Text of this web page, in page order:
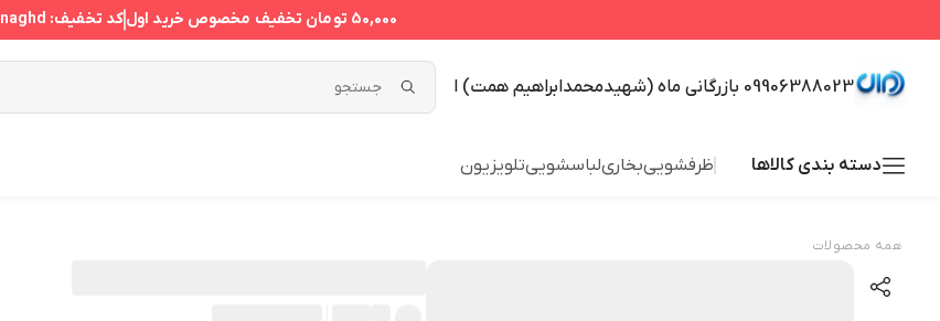
50,000 تومان تخفیف مخصوص خرید اولکد تخفیف: naghd
09906388023 بازرگانی ماه (شهیدمحمدابراهیم همت) ا
دسته بندی کالاها ظرفشوییبخاریلباسشوییتلویزیون
همه محصولات